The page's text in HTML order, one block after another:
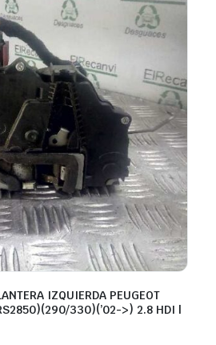
IZQUIERDA PEUGEOT
330)(’02->) 2.8 HDI |